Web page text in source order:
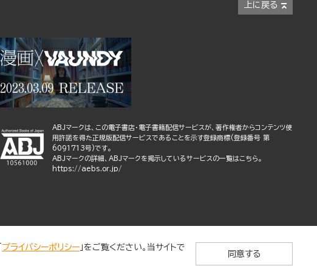
上に戻る
ABJマークは、この電子書店・電子書籍配信サービスが、著作権者からコンテンツ使
用許諾を得た正規版配信サービスであることを示す登録商標(登録番号 第
6091713号)です。
ABJマークの詳細、ABJマークを掲示しているサービスの一覧はこちら。
https://aebs.or.jp/
プライバシーポリシー 」をご覧ください。当サイトで
同意する